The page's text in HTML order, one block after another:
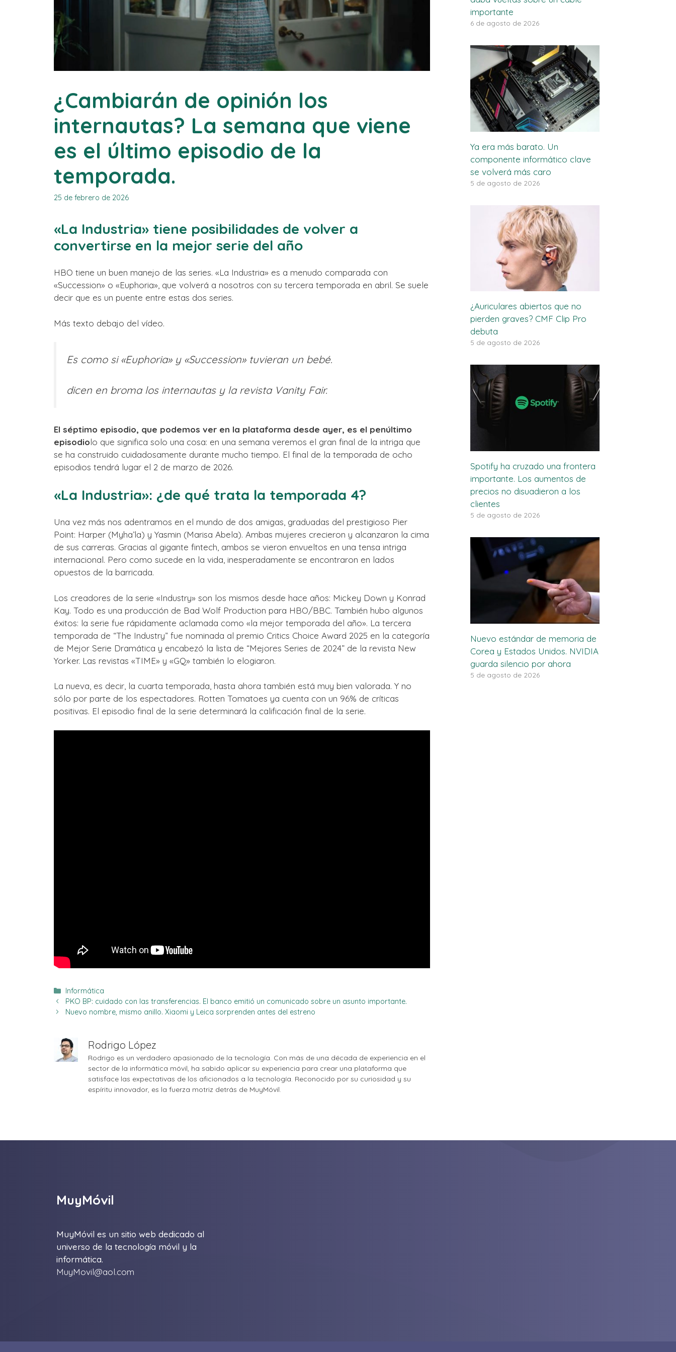
¿Cambiarán de opinión los
internautas? La semana que viene
es el último episodio de la
temporada.
25 de febrero de 2026
«La Industria» tiene posibilidades de volver a
convertirse en la mejor serie del año
HBO tiene un buen manejo de las series. «La Industria» es a menudo comparada con
«Succession» o «Euphoria», que volverá a nosotros con su tercera temporada en abril. Se suele
decir que es un puente entre estas dos series.
Más texto debajo del vídeo.
Es como si «Euphoria» y «Succession» tuvieran un bebé.
dicen en broma los internautas y la revista Vanity Fair.
El séptimo episodio, que podemos ver en la plataforma desde ayer, es el penúltimo
episodiolo que significa solo una cosa: en una semana veremos el gran final de la intriga que
se ha construido cuidadosamente durante mucho tiempo. El final de la temporada de ocho
episodios tendrá lugar el 2 de marzo de 2026.
«La Industria»: ¿de qué trata la temporada 4?
Una vez más nos adentramos en el mundo de dos amigas, graduadas del prestigioso Pier
Point: Harper (Myha’la) y Yasmin (Marisa Abela). Ambas mujeres crecieron y alcanzaron la cima
de sus carreras. Gracias al gigante fintech, ambos se vieron envueltos en una tensa intriga
internacional. Pero como sucede en la vida, inesperadamente se encontraron en lados
opuestos de la barricada.
Los creadores de la serie «Industry» son los mismos desde hace años: Mickey Down y Konrad
Kay. Todo es una producción de Bad Wolf Production para HBO/BBC. También hubo algunos
éxitos: la serie fue rápidamente aclamada como «la mejor temporada del año». La tercera
temporada de “The Industry” fue nominada al premio Critics Choice Award 2025 en la categoría
de Mejor Serie Dramática y encabezó la lista de “Mejores Series de 2024” de la revista New
Yorker. Las revistas «TIME» y «GQ» también lo elogiaron.
La nueva, es decir, la cuarta temporada, hasta ahora también está muy bien valorada. Y no
sólo por parte de los espectadores. Rotten Tomatoes ya cuenta con un 96% de críticas
positivas. El episodio final de la serie determinará la calificación final de la serie.
Categorías
Informática
PKO BP: cuidado con las transferencias. El banco emitió un comunicado sobre un asunto importante.
Nuevo nombre, mismo anillo. Xiaomi y Leica sorprenden antes del estreno
Rodrigo López
Rodrigo es un verdadero apasionado de la tecnología. Con más de una década de experiencia en el
sector de la informática móvil, ha sabido aplicar su experiencia para crear una plataforma que
satisface las expectativas de los aficionados a la tecnología. Reconocido por su curiosidad y su
espíritu innovador, es la fuerza motriz detrás de MuyMóvil.
importante
6 de agosto de 2026
Ya era más barato. Un
componente informático clave
se volverá más caro
5 de agosto de 2026
¿Auriculares abiertos que no
pierden graves? CMF Clip Pro
debuta
5 de agosto de 2026
Spotify ha cruzado una frontera
importante. Los aumentos de
precios no disuadieron a los
clientes
5 de agosto de 2026
Nuevo estándar de memoria de
Corea y Estados Unidos. NVIDIA
guarda silencio por ahora
5 de agosto de 2026
MuyMóvil
MuyMóvil es un sitio web dedicado al
universo de la tecnología móvil y la
informática.
MuyMovil@aol.com